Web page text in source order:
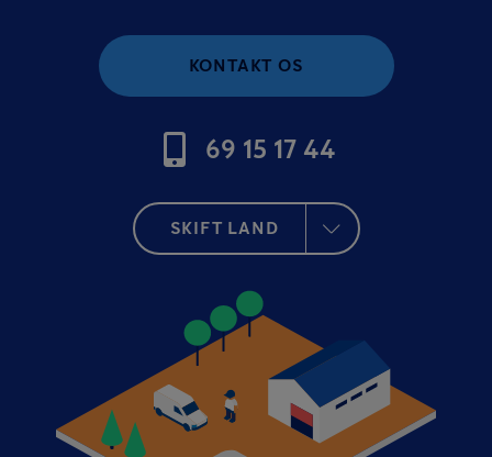
KONTAKT OS
69 15 17 44
SKIFT LAND